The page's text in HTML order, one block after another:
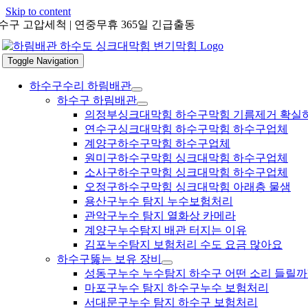
Skip to content
구 고압세척 | 연중무휴 365일 긴급출동
Toggle Navigation
하수구수리 하림배관
하수구 하림배관
의정부싱크대막힘 하수구막힘 기름제거 확실
연수구싱크대막힘 하수구막힘 하수구업체
계양구하수구막힘 하수구업체
원미구하수구막힘 싱크대막힘 하수구업체
소사구하수구막힘 싱크대막힘 하수구업체
오정구하수구막힘 싱크대막힘 아래층 물샘
용산구누수 탐지 누수보험처리
관악구누수 탐지 열화상 카메라
계양구누수탐지 배관 터지는 이유
김포누수탐지 보험처리 수도 요금 많아요
하수구뚫는 보유 장비
성동구누수 누수탐지 하수구 어떤 소리 들릴까
마포구누수 탐지 하수구누수 보험처리
서대문구누수 탐지 하수구 보험처리